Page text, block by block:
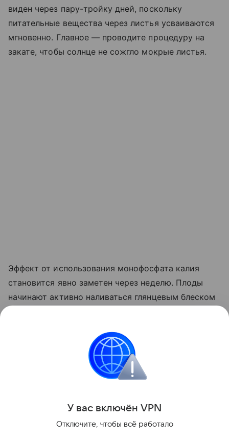
виден через пару-тройку дней, поскольку
питательные вещества через листья усваиваются
мгновенно. Главное — проводите процедуру на
закате, чтобы солнце не сожгло мокрые листья.
Эффект от использования монофосфата калия
становится явно заметен через неделю. Плоды
начинают активно наливаться глянцевым блеском
свою силу на том, чтобы дать урожайю
возможность нормально вызреть.
У вас включён VPN
Отключите, чтобы всё работало